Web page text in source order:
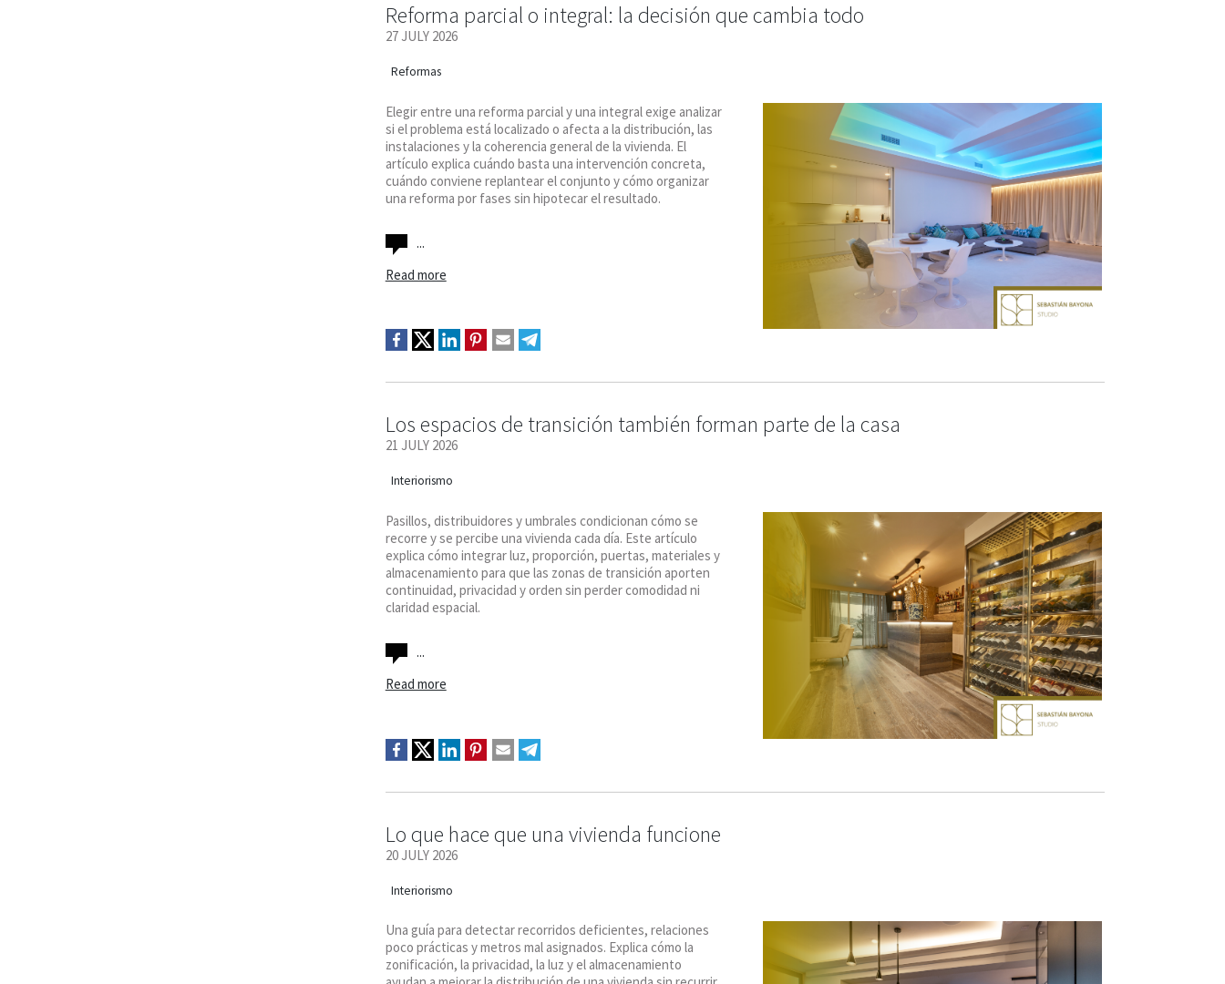
Reforma parcial o integral: la decisión que cambia todo
27 JULY 2026
Reformas
Elegir entre una reforma parcial y una integral exige analizar
si el problema está localizado o afecta a la distribución, las
instalaciones y la coherencia general de la vivienda. El
artículo explica cuándo basta una intervención concreta,
cuándo conviene replantear el conjunto y cómo organizar
una reforma por fases sin hipotecar el resultado.
...
Read more
Los espacios de transición también forman parte de la casa
21 JULY 2026
Interiorismo
Pasillos, distribuidores y umbrales condicionan cómo se
recorre y se percibe una vivienda cada día. Este artículo
explica cómo integrar luz, proporción, puertas, materiales y
almacenamiento para que las zonas de transición aporten
continuidad, privacidad y orden sin perder comodidad ni
claridad espacial.
...
Read more
Lo que hace que una vivienda funcione
20 JULY 2026
Interiorismo
Una guía para detectar recorridos deficientes, relaciones
poco prácticas y metros mal asignados. Explica cómo la
zonificación, la privacidad, la luz y el almacenamiento